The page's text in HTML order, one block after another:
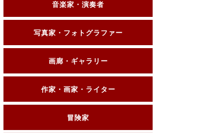
音楽家・演奏者
写真家・フォトグラファー
画廊・ギャラリー
作家・画家・ライター
冒険家